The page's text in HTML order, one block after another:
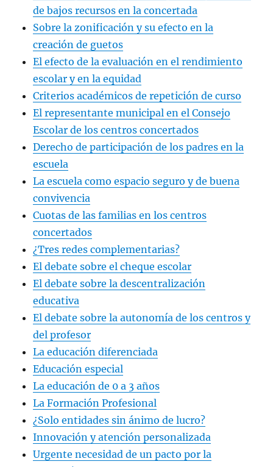
de bajos recursos en la concertada
Sobre la zonificación y su efecto en la
creación de guetos
El efecto de la evaluación en el rendimiento
escolar y en la equidad
Criterios académicos de repetición de curso
El representante municipal en el Consejo
Escolar de los centros concertados
Derecho de participación de los padres en la
escuela
La escuela como espacio seguro y de buena
convivencia
Cuotas de las familias en los centros
concertados
¿Tres redes complementarias?
El debate sobre el cheque escolar
El debate sobre la descentralización
educativa
El debate sobre la autonomía de los centros y
del profesor
La educación diferenciada
Educación especial
La educación de 0 a 3 años
La Formación Profesional
¿Solo entidades sin ánimo de lucro?
Innovación y atención personalizada
Urgente necesidad de un pacto por la